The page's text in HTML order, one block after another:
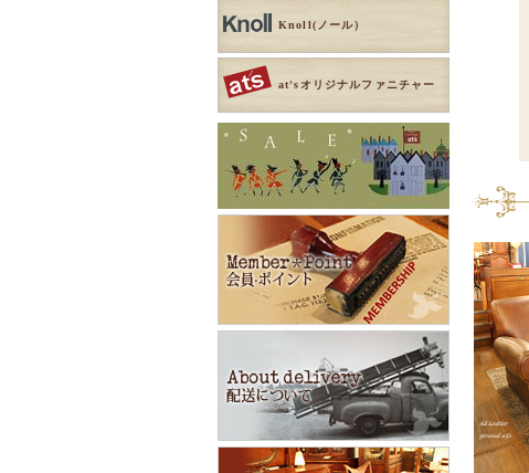
Knoll(ノール）
at'sオリジナルファニチャー